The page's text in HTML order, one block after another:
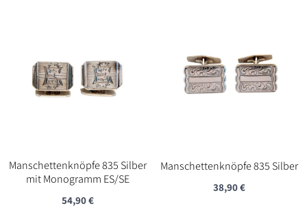
Manschettenknöpfe 835 Silber
mit Monogramm ES/SE
54,90€
Manschettenknöpfe 835 Silber
38,90€